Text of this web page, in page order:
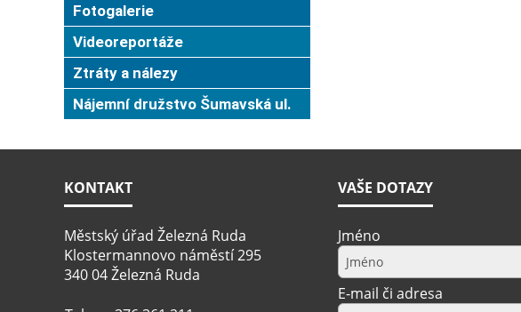
Fotogalerie
Videoreportáže
Ztráty a nálezy
Nájemní družstvo Šumavská ul.
KONTAKT
Městský úřad Železná Ruda
Klostermannovo náměstí 295
340 04 Železná Ruda
VAŠE DOTAZY
Jméno
E-mail či adresa